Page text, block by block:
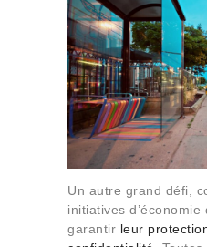
Un autre grand défi,
initiatives
garantir leur